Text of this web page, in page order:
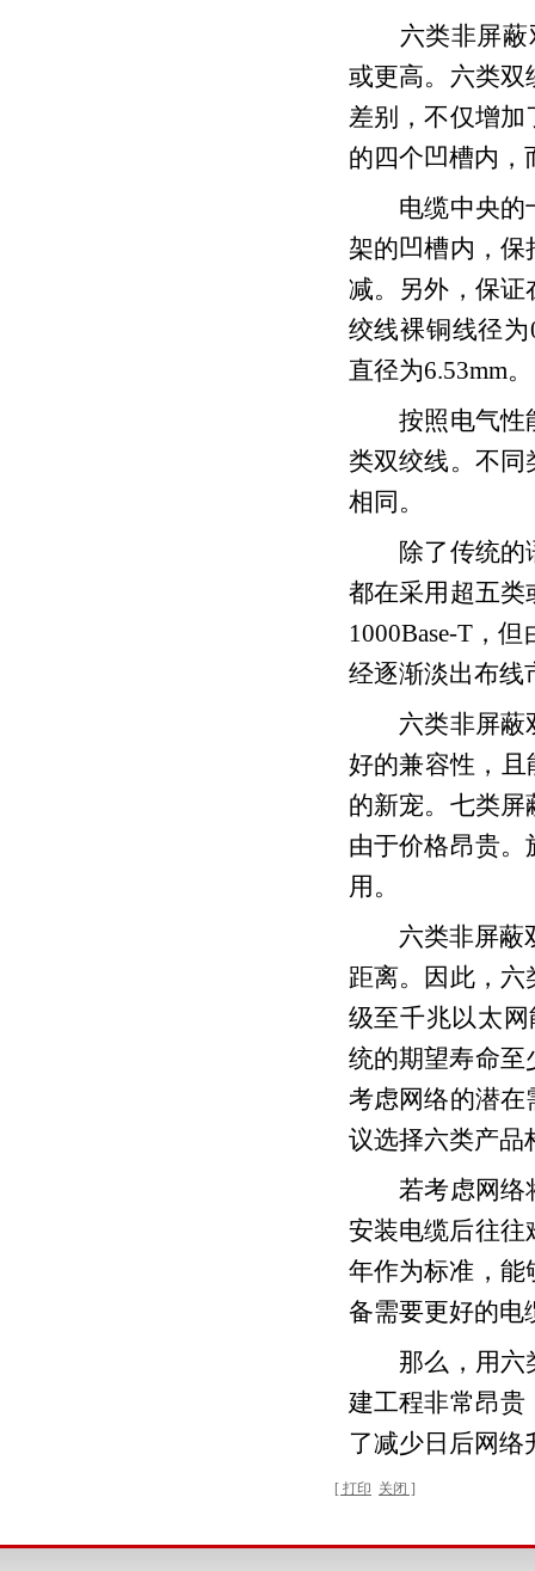
六类非屏蔽双
或更高。六类双
差别，不仅增
的四个凹槽内，
电缆中央的十
架的凹槽内，
减。另外，保证
绞线裸铜线径为
直径为6.53mm。
按照电气性能
类双绞线。不
相同。
除了传统的语
都在采用超五类
1000Base-T，
经逐渐淡出布线
六类非屏蔽双
好的兼容性，且
的新宠。七类
由于价格昂贵
用。
六类非屏蔽双
距离。因此，
级至千兆以太
统的期望寿命至
考虑网络的潜在
议选择六类产品
若考虑网络将
安装电缆后往往
年作为标准，能
备需要更好的电
那么，用六类
建工程非常昂贵
了减少日后网络
[ 打印 关闭 ]